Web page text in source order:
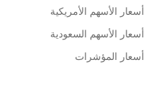
أسعار الأسهم الأمريكية
أسعار الأسهم السعودية
أسعار المؤشرات